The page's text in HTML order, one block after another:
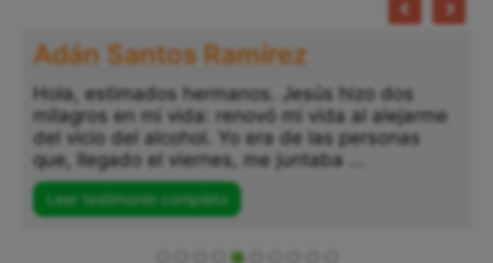
Adán Santos Ramírez
Hola, estimados hermanos. Jesús hizo dos
milagros en mi vida: renovó mi vida al alejarme
del vicio del alcohol. Yo era de las personas
que, llegado el viernes, me juntaba ...
Leer testimonio completo